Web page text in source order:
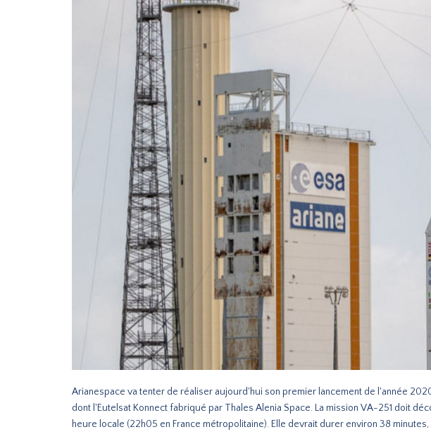
Arianespace va tenter de réaliser aujourd'hui son premier lancement de l'année
dont l'Eutelsat Konnect fabriqué par Thales Alenia Space. La mission VA-251 doit
heure locale (22h05 en France métropolitaine). Elle devrait durer environ 38